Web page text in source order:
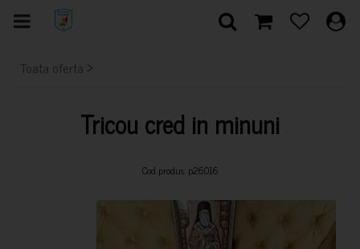
Toata oferta >
Tricou cred in minuni
Cod produs: p26016